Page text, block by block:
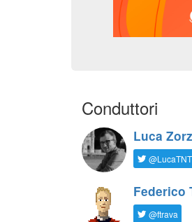
Conduttori
Luca
@LucaTNT
Federico
@ftrava